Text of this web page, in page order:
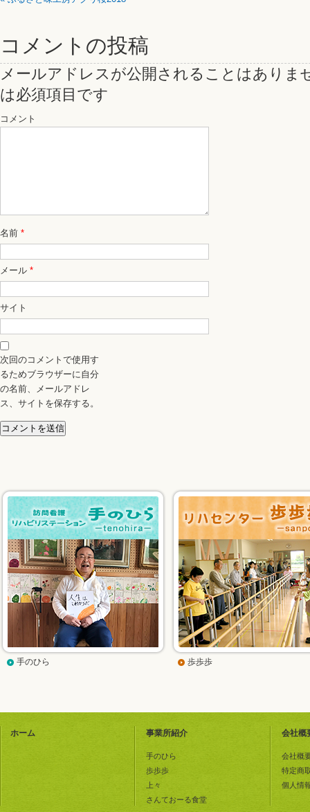
コメントの投稿
メールアドレスが公開されることはありま
は必須項目です
コメント
名前 *
メール *
サイト
次回のコメントで使用す
るためブラウザーに自分
の名前、メールアドレ
ス、サイトを保存する。
手のひら 歩歩歩
ホーム 事業所紹介
手のひら
歩歩歩
上々
さんておーる食堂
会社概
会社概
特定商
個人情